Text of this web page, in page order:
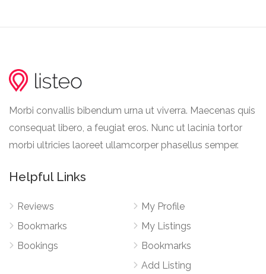
Morbi convallis bibendum urna ut viverra. Maecenas quis
consequat libero, a feugiat eros. Nunc ut lacinia tortor
morbi ultricies laoreet ullamcorper phasellus semper.
Helpful Links
Reviews
Bookmarks
Bookings
My Profile
My Listings
Bookmarks
Add Listing